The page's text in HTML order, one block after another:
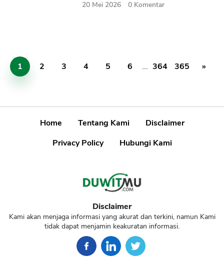
20 Mei 2026 0 Komentar
1 2 3 4 5 6 ... 364 365 »
Home Tentang Kami
Disclaimer
Privacy Policy
Hubungi Kami
Disclaimer
Kami akan menjaga informasi yang akurat dan terkini, namun Kami
tidak dapat menjamin keakuratan informasi.